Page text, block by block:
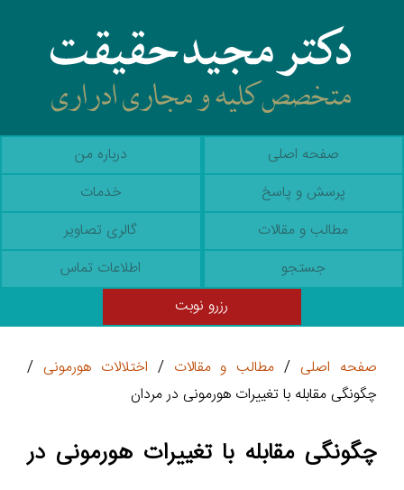
صفحه اصلی
درباره من
پرسش و پاسخ
خدمات
مطالب و مقالات
گالری تصاویر
جستجو
اطلاعات تماس
رزرو نوبت
صفحه اصلی / مطالب و مقالات / اختلالات هورمونی /
چگونگی مقابله با تغییرات هورمونی در مردان
چگونگی مقابله با تغییرات هورمونی در